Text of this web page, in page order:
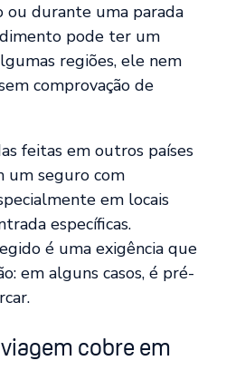
ou durante uma parada
pode ter um
regiões, ele nem
comprovação de
feitas em outros países
um seguro com
em locais
específicas.
é uma exigência que
em alguns casos, é pré-
cobre em